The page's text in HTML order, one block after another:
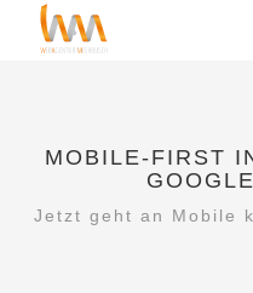
MOBILE-FIRST
Jetzt geht an Mobile